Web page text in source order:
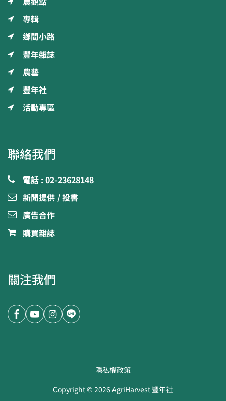
專輯
鄉間小路
豐年雜誌
農藝
豐年社
活動專區
聯絡我們
電話 : 02-23628148
新聞提供 / 投書
廣告合作
購買雜誌
關注我們
隱私權政策
Copyright ©2026AgriHarvest 豐年社